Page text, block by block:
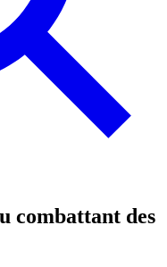
combattant des